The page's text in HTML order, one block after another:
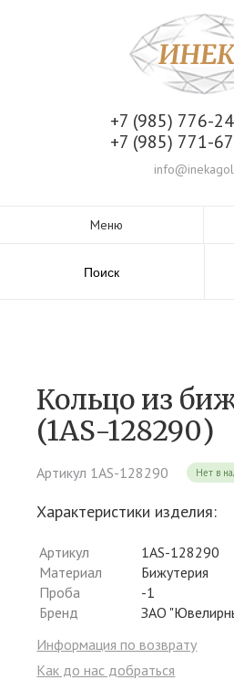
+7 (985) 776-
+7 (985) 771-
Меню
Поиск
Кольцо из
(1AS-128290)
Артикул 1AS-128290 Нет в
Характеристики изделия:
Артикул
1AS-128290
Материал
Бижутерия
Проба
-1
Бренд
ЗАО
Информация по возврату
Как до нас добраться